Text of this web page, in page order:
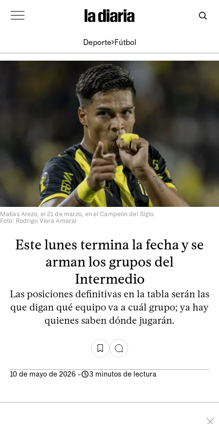
Deporte Fútbol
Matías Arezo, el 21 de marzo, en el Campeón del Siglo.
Foto: Rodrigo Viera Amaral
Este lunes termina la fecha y se
arman los grupos del
Intermedio
Las posiciones definitivas en la tabla serán las
que digan qué equipo va a cuál grupo; ya hay
quienes saben dónde jugarán.
10 de mayo de 2026 - 3 minutos de lectura